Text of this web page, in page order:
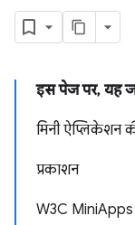
इस पेज पर, यह
मिनी ऐप्लिकेशन
प्रकाशन
W3C MiniApps